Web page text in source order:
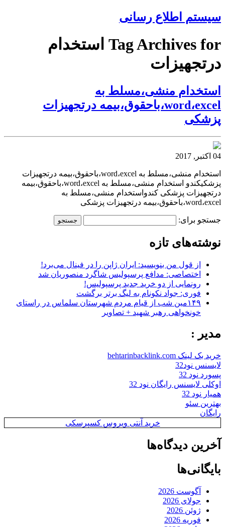
سیستم اطلاع رسانی
Tag Archives for استخدام
درتجهیزات
استخدام منشی،مسلط به
word،excel،باحقوق،بیمه درتجهیزات
پزشکی
04 اکتبر, 2017
استخدام منشی،مسلط به word،excel،باحقوق،بیمه درتجهیزات
پزشکیکندو استخدام منشی،مسلط به word،excel،باحقوق،بیمه
درتجهیزات پزشکی کندواستخدام منشی،مسلط به
word،excel،باحقوق،بیمه درتجهیزات پزشکی
جستجو برای:
نوشته‌های تازه
از قول من بنویسید: ایران ژاپن را در فینال می‌برد!
اختصاصی: مدافع پرسپولیس شاگرد منصوریان شد
رونمایی از دو خرید جدید پرسپولیس!
فوری: جواد نکونام به لیگ برتر برگشت
۱۴۹مین شب از قیام مردم شهرستان سلماس در راستای
خونخواهی رهبر شهید + تصاویر
مدیر :
خرید بک لینک behtarinbacklink.com
لایسنس نود32
پسورد نود 32
اوکلی لایسنس رایگان نود 32
همیار نود 32
بهترین سئو
رایگان
خرید آنتی ویروس کسپرسکی
آخرین دیدگاه‌ها
بایگانی‌ها
آگوست 2026
جولای 2026
ژوئن 2026
فوریه 2026